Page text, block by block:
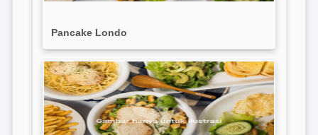
Pancake Londo